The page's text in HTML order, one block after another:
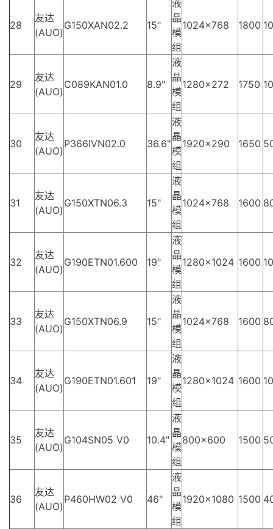
28
友达
(AUO)
G150XAN02.2 15"
液
晶
模
组
1024×768 1800
29
友达
(AUO)
C089KAN01.0 8.9"
液
晶
模
组
1280×272 1750
30
友达
(AUO)
P366IVN02.0 36.6"
液
晶
模
组
1920×290 1650
31
友达
(AUO)
G150XTN06.3 15"
液
晶
模
组
1024×768 1600
32
友达
(AUO)
G190ETN01.600 19"
液
晶
模
组
1280×1024 1600
33
友达
(AUO)
G150XTN06.9 15"
液
晶
模
组
1024×768 1600
34
友达
(AUO)
G190ETN01.601 19"
液
晶
模
组
1280×1024 1600
35
友达
(AUO)
G104SN05 V0 10.4"
液
晶
模
组
800×600 1500
36
友达
(AUO)
P460HW02 V0 46"
液
晶
模
组
1920×1080 1500